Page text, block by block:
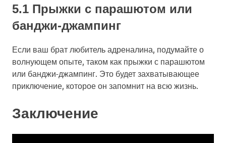
5.1 Прыжки с парашютом или
банджи-джампинг
Если ваш брат любитель адреналина, подумайте о
волнующем опыте, таком как прыжки с парашютом
или банджи-джампинг. Это будет захватывающее
приключение, которое он запомнит на всю жизнь.
Заключение